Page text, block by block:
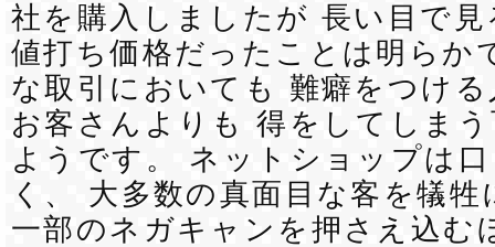
社を購入しましたが 長い目で
値打ち価格だったことは明らか
な取引においても 難癖をつけ
お客さんよりも 得をしてしま
ようです。 ネットショップは
く、 大多数の真面目な客を犠
一部のネガキャンを押さえ込む